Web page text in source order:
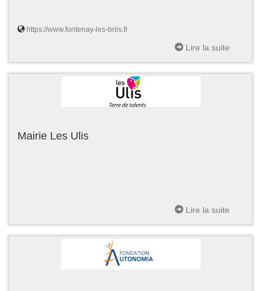
https://www.fontenay-les-briis.fr
Lire la suite
Mairie Les Ulis
Lire la suite